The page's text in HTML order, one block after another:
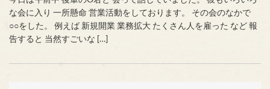
な会に入り 一所懸命 営業活動をしております。 その会のなかで
○○をした。 例えば 新規開業 業務拡大 たくさん人を雇った など 報
告すると 当然すごいな […]